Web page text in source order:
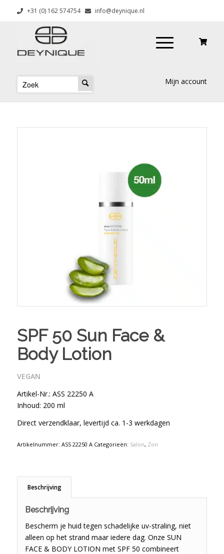
+31 (0) 162 574754 info@deynique.nl
Mijn account
SPF 50 Sun Face &
Body Lotion
VEGAN
Artikel-Nr.: ASS 22250 A
Inhoud: 200 ml
Direct verzendklaar, levertijd ca. 1-3 werkdagen
Artikelnummer: ASS 22250 A Categorieën: Salon, Zon
Beschrijving
Beschrijving
Bescherm je huid tegen schadelijke uv-straling, niet
alleen op het strand maar iedere dag. Onze SUN
FACE & BODY LOTION met SPF 50 combineert